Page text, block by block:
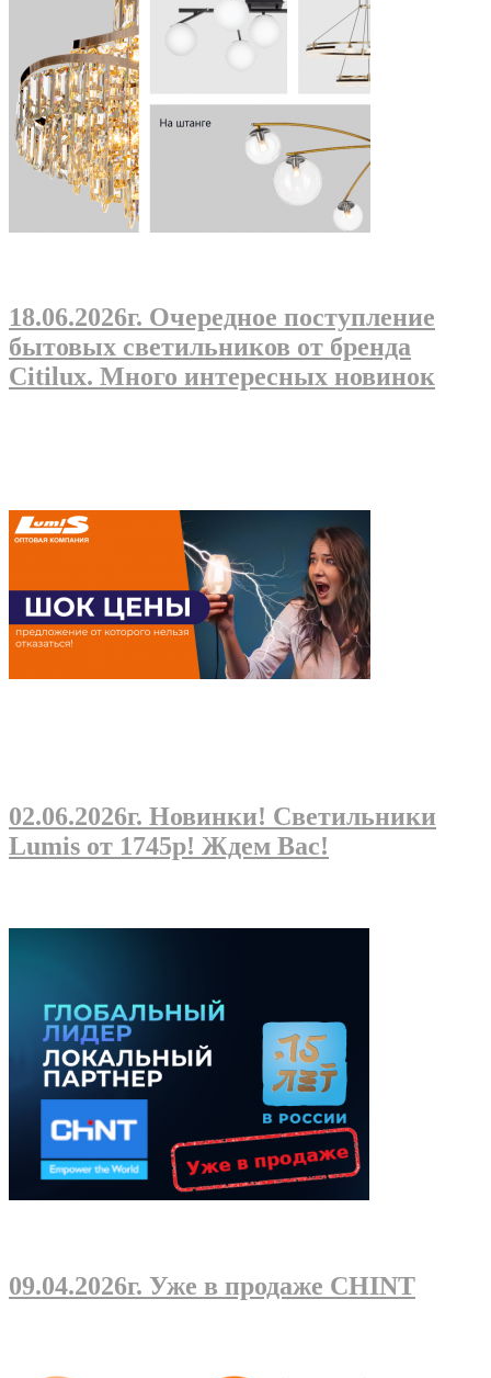
18.06.2026г. Очередное поступление
бытовых светильников от бренда
Citilux. Много интересных новинок
02.06.2026г. Новинки! Светильники
Lumis от 1745р! Ждем Вас!
09.04.2026г. Уже в продаже CHINT